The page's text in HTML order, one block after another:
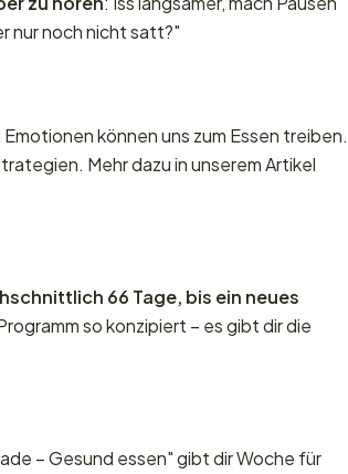
nur noch nicht satt?"
können uns zum Essen treiben.
Mehr dazu in unserem Artikel
66 Tage, bis ein neues
so konzipiert – es gibt dir die
– Gesund essen" gibt dir Woche für